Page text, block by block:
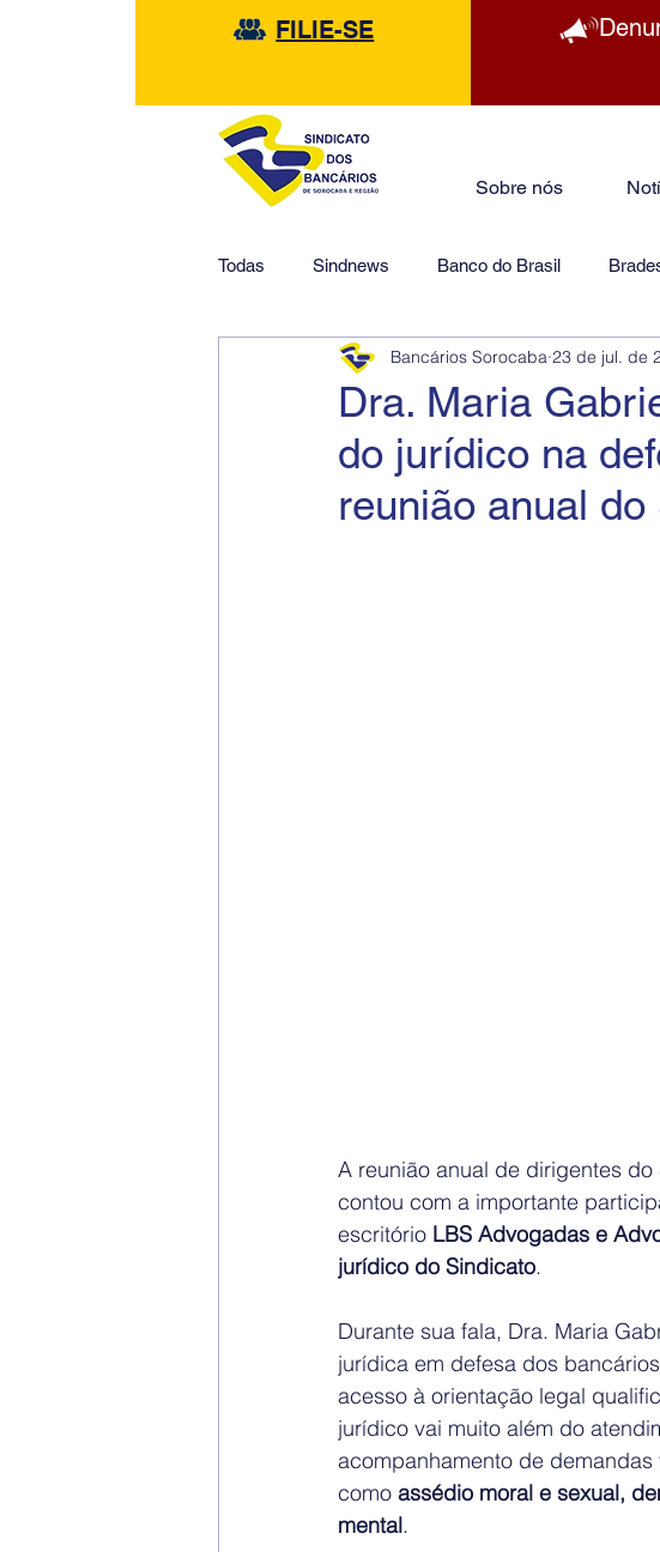
FILIE-SE
Sobre nós
Todas Sindnews Banco do Brasil
HSBC Financeiras Jurídico
Dra. Maria
do jurídico na
reunião anual
Bancários Sorocaba 23 de jul. de
A reunião anual de dirigentes
contou com a importante
escritório LBS Advogadas e
jurídico do Sindicato.
Durante sua fala, Dra. Maria
jurídica em defesa dos
acesso à orientação legal
jurídico vai muito além do
acompanhamento de
como assédio moral e sexual,
mental.